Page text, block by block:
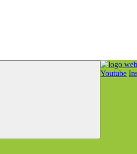
Youtube